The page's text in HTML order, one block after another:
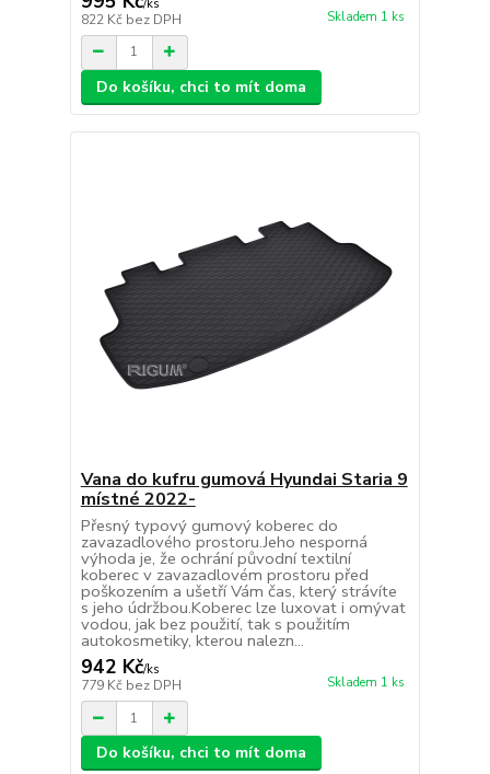
/ks
822 Kč bez DPH Skladem 1 ks
Do košíku, chci to mít doma
Vana do kufru gumová Hyundai Staria 9
místné 2022-
Přesný typový gumový koberec do
zavazadlového prostoru.Jeho nesporná
výhoda je, že ochrání původní textilní
koberec v zavazadlovém prostoru před
poškozením a ušetří Vám čas, který strávíte
s jeho údržbou.Koberec lze luxovat i omývat
vodou, jak bez použití, tak s použitím
autokosmetiky, kterou nalezn...
942 Kč/ks
779 Kč bez DPH Skladem 1 ks
Do košíku, chci to mít doma